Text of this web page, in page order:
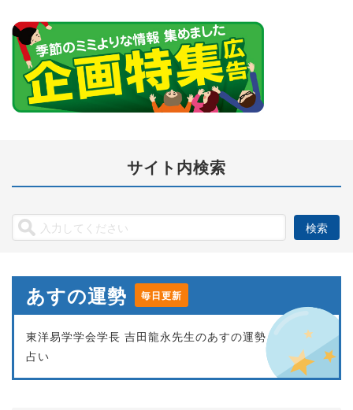
サイト内検索
あすの運勢 毎日更新
東洋易学学会学長 吉田龍永先生のあすの運勢
占い